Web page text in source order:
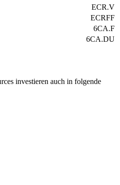
ECR.V
ECRFF
6CA.F
6CA.DU
investieren auch in folgende